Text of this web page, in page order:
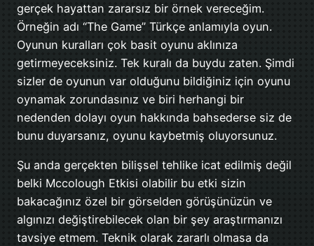
gerçek hayattan zararsız bir örnek vereceğim.
Örneğin adı “The Game” Türkçe anlamıyla oyun.
Oyunun kuralları çok basit oyunu aklınıza
getirmeyeceksiniz. Tek kuralı da buydu zaten. Şimdi
sizler de oyunun var olduğunu bildiğiniz için oyunu
oynamak zorundasınız ve biri herhangi bir
nedenden dolayı oyun hakkında bahsederse siz de
bunu duyarsanız, oyunu kaybetmiş oluyorsunuz.
Şu anda gerçekten bilişsel tehlike icat edilmiş değil
belki Mccolough Etkisi olabilir bu etki sizin
bakacağınız özel bir görselden görüşünüzün ve
algınızı değiştirebilecek olan bir şey araştırmanızı
tavsiye etmem. Teknik olarak zararlı olmasa da